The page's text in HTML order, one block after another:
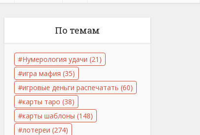
По темам
Нумерология удачи (21)
игра мафия (35)
игровые деньги распечатать (60)
карты таро (38)
карты шаблоны (148)
лотереи (274)